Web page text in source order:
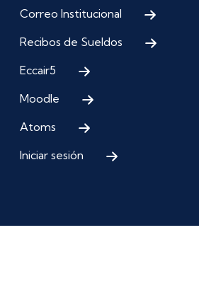
Correo Institucional
Recibos de Sueldos
Eccair5
Moodle
Atoms
Iniciar sesión